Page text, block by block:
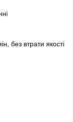
без втрати якості